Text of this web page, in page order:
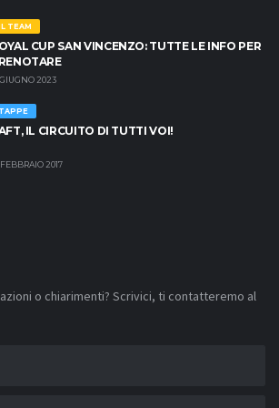
a MuraDuranti, tra i protagonisti
di Bonatimbledon!#PlayRebel
TEAM
CUP SAN VINCENZO: TUTTE LE INFO PER
GIUGNO 2023
TAPPE
IL CIRCUITO DI TUTTI VOI!
2017
o chiarimenti? Scrivici, ti contatteremo al